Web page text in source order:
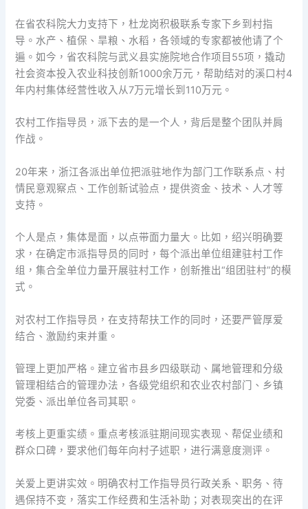
在省农科院大力支持下，杜龙岗积极联系专家下乡到村指
导。水产、植保、旱粮、水稻，各领域的专家都被他请了个
遍。如今，省农科院与武义县实施院地合作项目55项，撬动
社会资本投入农业科技创新1000余万元，帮助结对的溪口村4
年内村集体经营性收入从7万元增长到110万元。
农村工作指导员，派下去的是一个人，背后是整个团队并肩
作战。
20年来，浙江各派出单位把派驻地作为部门工作联系点、村
情民意观察点、工作创新试验点，提供资金、技术、人才等
支持。
个人是点，集体是面，以点带面力量大。比如，绍兴明确要
求，在确定市派指导员的同时，每个派出单位组建驻村工作
组，集合全单位力量开展驻村工作，创新推出“组团驻村”的模
式。
对农村工作指导员，在支持帮扶工作的同时，还要严管厚爱
结合、激励约束并重。
管理上更加严格。建立省市县乡四级联动、属地管理和分级
管理相结合的管理办法，各级党组织和农业农村部门、乡镇
党委、派出单位各司其职。
考核上更重实绩。重点考核派驻期间现实表现、帮促业绩和
群众口碑，要求他们每年向村子述职，进行满意度测评。
关爱上更讲实效。明确农村工作指导员行政关系、职务、待
遇保持不变，落实工作经费和生活补助；对表现突出的在评